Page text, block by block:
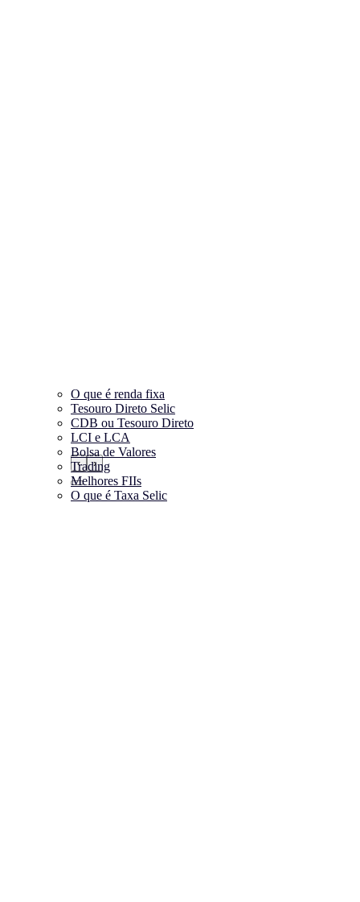
‹ ›
O que é renda fixa
Tesouro Direto Selic
CDB ou Tesouro Direto
LCI e LCA
Bolsa de Valores
Trading
Melhores FIIs
O que é Taxa Selic